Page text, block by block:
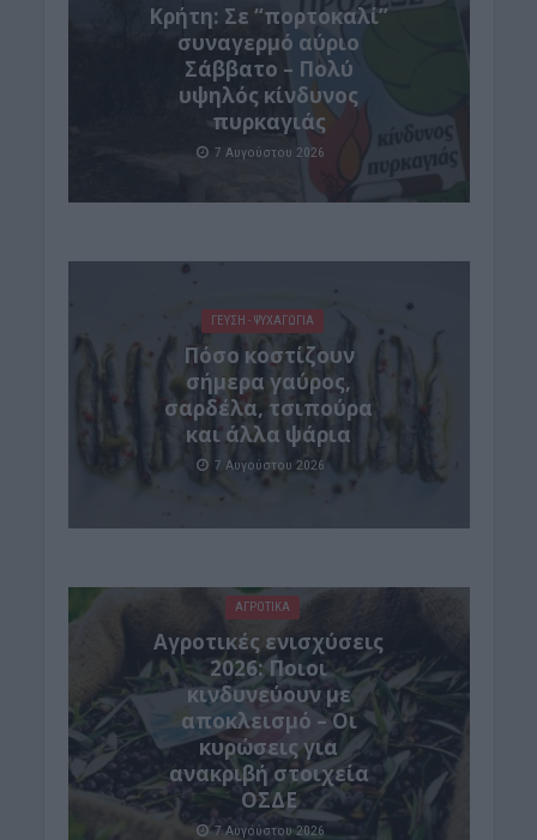
Κρήτη: Σε “πορτοκαλί”
συναγερμό αύριο
Σάββατο – Πολύ
υψηλός κίνδυνος
πυρκαγιάς
7 Αυγούστου 2026
ΓΕΎΣΗ - ΨΥΧΑΓΩΓΊΑ
Πόσο κοστίζουν
σήμερα γαύρος,
σαρδέλα, τσιπούρα
και άλλα ψάρια
7 Αυγούστου 2026
ΑΓΡΟΤΙΚΑ
Αγροτικές ενισχύσεις
2026: Ποιοι
κινδυνεύουν με
αποκλεισμό – Οι
κυρώσεις για
ανακριβή στοιχεία
ΟΣΔΕ
7 Αυγούστου 2026